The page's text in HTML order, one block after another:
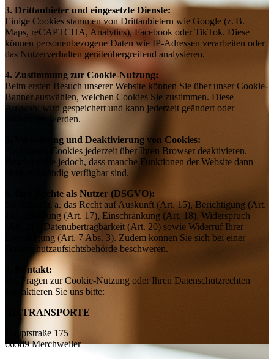
3. Drittanbieter und eingesetzte Dienste:
Einige Cookies stammen von Drittanbietern wie Google (z. B.
Maps, reCAPTCHA, Analytics), Facebook oder TikTok. Diese
können personenbezogene Daten wie IP-Adressen verarbeiten oder
das Nutzerverhalten geräteübergreifend analysieren.
4. Zustimmung zur Cookie-Nutzung:
Beim ersten Besuch unserer Website können Sie über unser Cookie-
Banner auswählen, welchen Cookies Sie zustimmen. Diese
Auswahl wird gespeichert und kann jederzeit geändert oder
widerrufen werden.
5. Verwaltung und Deaktivierung von Cookies:
Sie können Cookies jederzeit über Ihren Browser deaktivieren.
Beachten Sie jedoch, dass manche Funktionen der Website dann
nicht vollständig verfügbar sind.
6. Ihre Rechte als Nutzer (DSGVO):
Sie haben u. a. das Recht auf Auskunft (Art. 15), Berichtigung (Art.
16), Löschung (Art. 17), Einschränkung (Art. 18), Widerspruch
(Art. 21), Datenübertragbarkeit (Art. 20) sowie Widerruf Ihrer
Einwilligung (Art. 7 Abs. 3). Zudem können Sie sich bei einer
Datenschutzaufsichtsbehörde beschweren.
7. Kontakt:
Bei Fragen zur Cookie-Nutzung oder Ihren Datenschutzrechten
kontaktieren Sie uns bitte:
AD.TRANSPORTE
Hauptstraße 175
66589 Merchweiler